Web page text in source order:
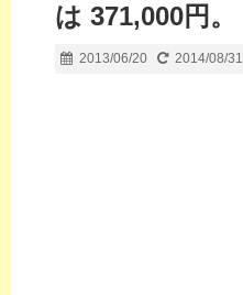
は 371,000円。
2013/06/20 2014/08/31